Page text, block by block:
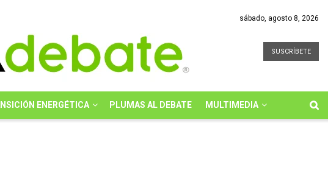
sábado, agosto 8, 2026
SUSCRÍBETE
ENERGÉTICA PLUMAS AL DEBATE MULTIMEDIA